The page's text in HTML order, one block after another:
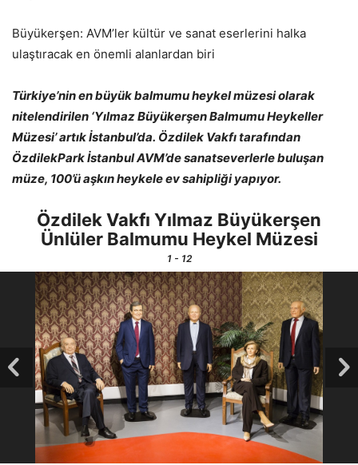
Büyükerşen: AVM’ler kültür ve sanat eserlerini halka
ulaştıracak en önemli alanlardan biri
Türkiye’nin en büyük balmumu heykel müzesi olarak
nitelendirilen ‘Yılmaz Büyükerşen Balmumu Heykeller
Müzesi’ artık İstanbul’da. Özdilek Vakfı tarafından
ÖzdilekPark İstanbul AVM’de sanatseverlerle buluşan
müze, 100’ü aşkın heykele ev sahipliği yapıyor.
Özdilek Vakfı Yılmaz Büyükerşen
Ünlüler Balmumu Heykel Müzesi
1- 12